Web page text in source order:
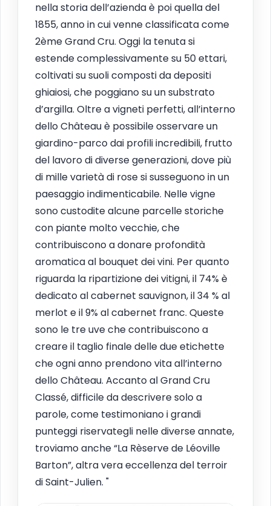
nella storia dell’azienda è poi quella del
1855, anno in cui venne classificata come
2ème Grand Cru. Oggi la tenuta si
estende complessivamente su 50 ettari,
coltivati su suoli composti da depositi
ghiaiosi, che poggiano su un substrato
d’argilla. Oltre a vigneti perfetti, all’interno
dello Château è possibile osservare un
giardino-parco dai profili incredibili, frutto
del lavoro di diverse generazioni, dove più
di mille varietà di rose si susseguono in un
paesaggio indimenticabile. Nelle vigne
sono custodite alcune parcelle storiche
con piante molto vecchie, che
contribuiscono a donare profondità
aromatica al bouquet dei vini. Per quanto
riguarda la ripartizione dei vitigni, il 74% è
dedicato al cabernet sauvignon, il 34 % al
merlot e il 9% al cabernet franc. Queste
sono le tre uve che contribuiscono a
creare il taglio finale delle due etichette
che ogni anno prendono vita all’interno
dello Château. Accanto al Grand Cru
Classé, difficile da descrivere solo a
parole, come testimoniano i grandi
punteggi riservategli nelle diverse annate,
troviamo anche “La Rèserve de Léoville
Barton”, altra vera eccellenza del terroir
di Saint-Julien. "